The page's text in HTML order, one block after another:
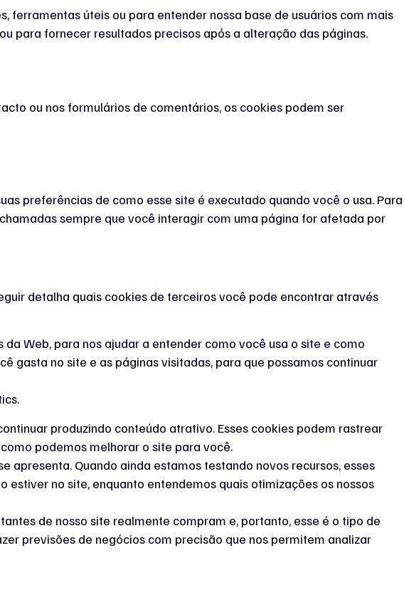
úteis ou para entender nossa base de usuários com mais
para fornecer resultados precisos após a alteração das páginas.
ou nos formulários de comentários, os cookies podem ser
preferências de como esse site é executado quando você o usa. Para
sempre que você interagir com uma página for afetada por
detalha quais cookies de terceiros você pode encontrar através
Web, para nos ajudar a entender como você usa o site e como
gasta no site e as páginas visitadas, para que possamos continuar
produzindo conteúdo atrativo. Esses cookies podem rastrear
podemos melhorar o site para você.
Quando ainda estamos testando novos recursos, esses
no site, enquanto entendemos quais otimizações os nossos
de nosso site realmente compram e, portanto, esse é o tipo de
previsões de negócios com precisão que nos permitem analizar